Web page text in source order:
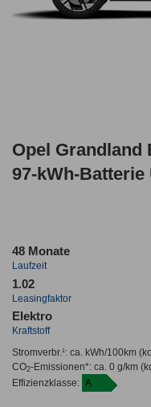
Opel Grandland
97-kWh-
48 Monate
Laufzeit
1.02
Leasingfaktor
Elektro
Kraftstoff
Stromverbr.¹: ca. kWh/100km
CO2-Emissionen*: ca. 0 g/km
Effizienzklasse: A